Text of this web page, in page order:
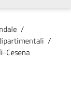
/
/
Cesena